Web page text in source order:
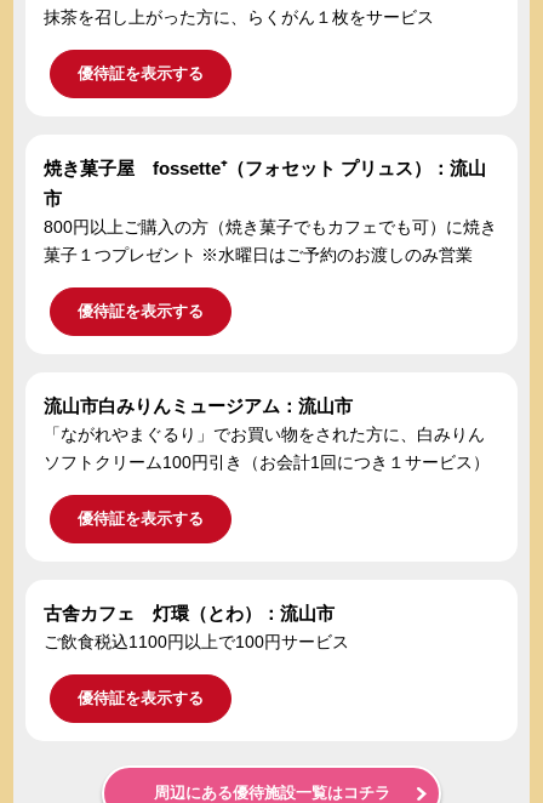
抹茶を召し上がった方に、らくがん１枚をサービス
優待証を表示する
焼き菓子屋 fossette⁺（フォセット プリュス）：流山
市
800円以上ご購入の方（焼き菓子でもカフェでも可）に焼き
菓子１つプレゼント ※水曜日はご予約のお渡しのみ営業
優待証を表示する
流山市白みりんミュージアム：流山市
「ながれやまぐるり」でお買い物をされた方に、白みりん
ソフトクリーム100円引き（お会計1回につき１サービス）
優待証を表示する
古舎カフェ 灯環（とわ）：流山市
ご飲食税込1100円以上で100円サービス
優待証を表示する
周辺にある優待施設一覧はコチラ